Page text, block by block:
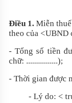
Điều 1. Miễn
theo của <UBND
- Tổng số tiền
chữ: ................);
- Thời gian được
- Lý do: <